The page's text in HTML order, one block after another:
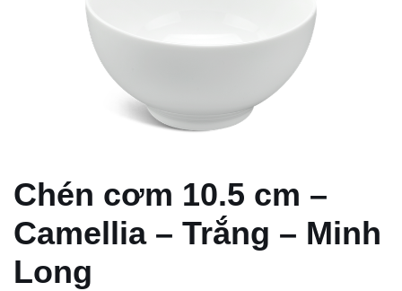
Chén cơm 10.5 cm –
Camellia – Trắng – Minh
Long